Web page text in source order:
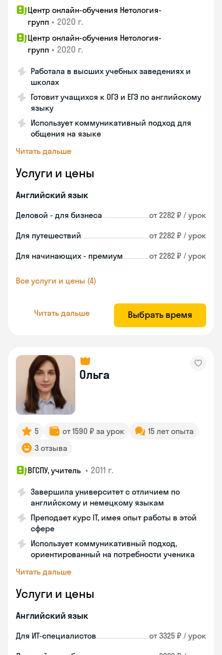
Центр онлайн-обучения Нетология-
групп • 2020 г.
Центр онлайн-обучения Нетология-
групп • 2020 г.
Работала в высших учебных заведениях и
школах
Готовит учащихся к ОГЭ и ЕГЭ по английскому
языку
Использует коммуникативный подход для
общения на языке
Читать дальше
Услуги и цены
Английский язык
Деловой - для бизнеса от 2282 ₽ / урок
Для путешествий от 2282 ₽ / урок
Для начинающих - премиум от 2282 ₽ / урок
Все услуги и цены (4)
Читать дальше Выбрать время
Ольга
5 от 1590 ₽ за урок
15 лет опыта
3 отзыва
ВГСПУ, учитель • 2011 г.
Завершила университет с отличием по
английскому и немецкому языкам
Преподает курс IT, имея опыт работы в этой
сфере
Использует коммуникативный подход,
ориентированный на потребности ученика
Читать дальше
Услуги и цены
Английский язык
Для ИТ-специалистов от 3325 ₽ / урок